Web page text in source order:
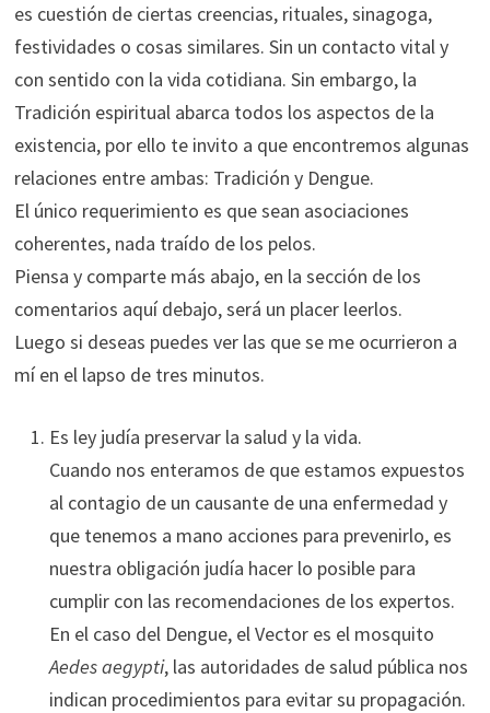
es cuestión de ciertas creencias, rituales, sinagoga,
festividades o cosas similares. Sin un contacto vital y
con sentido con la vida cotidiana. Sin embargo, la
Tradición espiritual abarca todos los aspectos de la
existencia, por ello te invito a que encontremos algunas
relaciones entre ambas: Tradición y Dengue.
El único requerimiento es que sean asociaciones
coherentes, nada traído de los pelos.
Piensa y comparte más abajo, en la sección de los
comentarios aquí debajo, será un placer leerlos.
Luego si deseas puedes ver las que se me ocurrieron a
mí en el lapso de tres minutos.
Es ley judía preservar la salud y la vida.
Cuando nos enteramos de que estamos expuestos
al contagio de un causante de una enfermedad y
que tenemos a mano acciones para prevenirlo, es
nuestra obligación judía hacer lo posible para
cumplir con las recomendaciones de los expertos.
En el caso del Dengue, el Vector es el mosquito
Aedes aegypti, las autoridades de salud pública nos
indican procedimientos para evitar su propagación.